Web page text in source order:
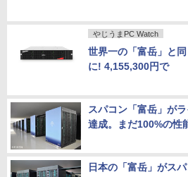
やじうまPC Watch
世界一の「富岳」と
に! 4,155,300円で
スパコン「富岳」が
達成。まだ100%の性
日本の「富岳」がス